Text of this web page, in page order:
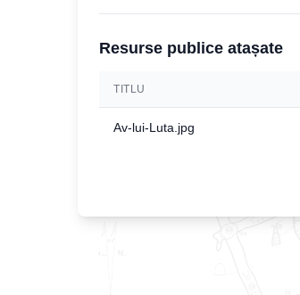
Resurse publice atașate
TITLU
Av-lui-Luta.jpg